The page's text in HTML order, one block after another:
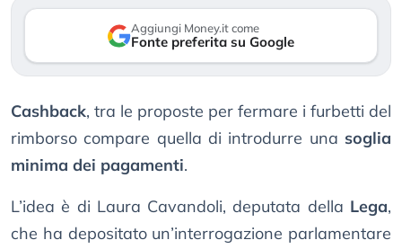
Aggiungi Money.it come
Fonte preferita su Google
Cashback, tra le proposte per fermare i furbetti del
rimborso compare quella di introdurre una soglia
minima dei pagamenti.
L’idea è di Laura Cavandoli, deputata della Lega,
che ha depositato un’interrogazione parlamentare